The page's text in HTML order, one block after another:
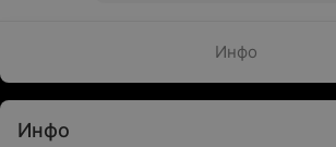
Инфо
Инфо